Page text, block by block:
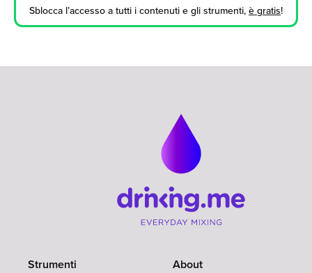
Sblocca l’accesso a tutti i contenuti e gli strumenti, è gratis!
Strumenti About